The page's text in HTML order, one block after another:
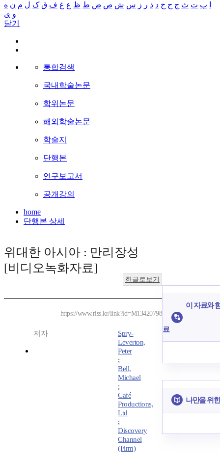
ب ت ث ج ح خ د ذ ر ز س ش ص ض ط ظ ع غ ف ق ک ل م ن ه
و ی
닫기
통합검색
국내학술논문
학위논문
해외학술논문
학술지
단행본
연구보고서
공개강의
home
단행본 상세
위대한 아시아 : 만리장성
[비디오녹화자료]
한글로보기
https://www.riss.kr/link?id=M13420798
저자
Spry-
Leverton,
Peter
;
Bell,
Michael
;
Café
Productions,
Ltd
;
Discovery
Channel
(Firm)
이 자료와
료
나만을 위